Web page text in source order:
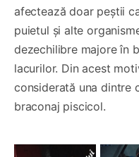
afectează doar peștii
puietul și alte
dezechilibre majore în
lacurilor. Din acest
considerată una dintre
braconaj piscicol.